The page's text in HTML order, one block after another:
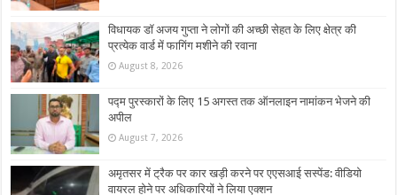
विधायक डॉ अजय गुप्ता ने लोगों की अच्छी सेहत के लिए क्षेत्र की
प्रत्येक वार्ड में फागिंग मशीने की रवाना
August 8, 2026
पद्म पुरस्कारों के लिए 15 अगस्त तक ऑनलाइन नामांकन भेजने की
अपील
August 7, 2026
अमृतसर में ट्रैक पर कार खड़ी करने पर एएसआई सस्पेंड: वीडियो
वायरल होने पर अधिकारियों ने लिया एक्शन